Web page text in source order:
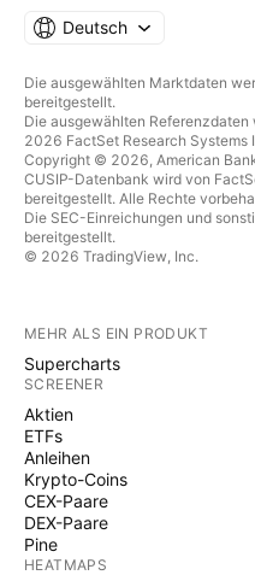
Deutsch
Die ausgewählten Marktdaten
bereitgestellt.
Die ausgewählten
2026 FactSet Research Systems
Copyright © 2026, American
CUSIP-Datenbank wird von
bereitgestellt. Alle Rechte
Die SEC-Einreichungen und
bereitgestellt.
© 2026 TradingView, Inc.
MEHR ALS EIN PRODUKT
Supercharts
SCREENER
Aktien
ETFs
Anleihen
Krypto-Coins
CEX-Paare
DEX-Paare
Pine
HEATMAPS